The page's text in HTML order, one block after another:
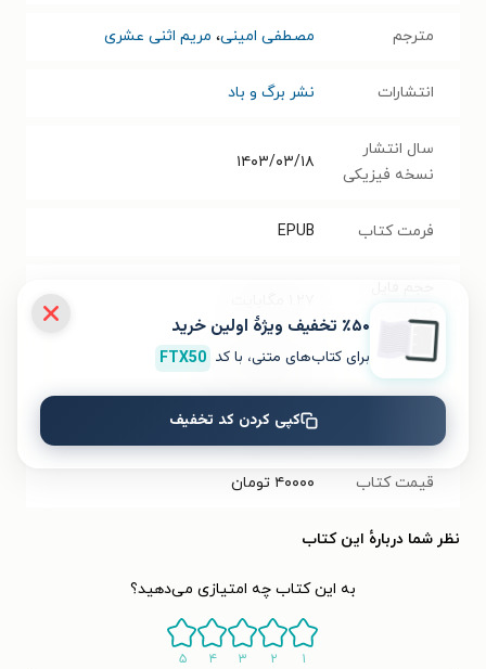
مترجم مصطفی امینی، مریم اثنی عشری
انتشارات نشر برگ و باد
سال انتشار
نسخه فیزیکی
۱۴۰۳/۰۳/۱۸
فرمت کتاب EPUB
کتاب
۹۷۸۶۲۲۸۰۹۱۶۶۲
۸۸ صفحه
قیمت کتاب ۴۰۰۰۰ تومان
نظر شما دربارهٔ این کتاب
به این کتاب چه امتیازی می‌دهید؟
۱ ۲ ۳ ۴ ۵
٪۵۰ تخفیف ویژۀ اولین خرید
برای کتاب‌های متنی، با کد FTX50
کپی کردن کد تخفیف